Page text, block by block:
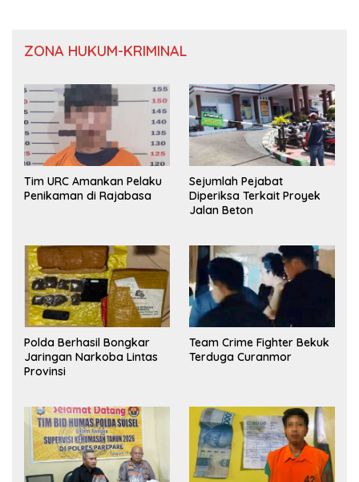
ZONA HUKUM-KRIMINAL
Tim URC Amankan Pelaku
Penikaman di Rajabasa
Sejumlah Pejabat
Diperiksa Terkait Proyek
Jalan Beton
Polda Berhasil Bongkar
Jaringan Narkoba Lintas
Provinsi
Team Crime Fighter Bekuk
Terduga Curanmor